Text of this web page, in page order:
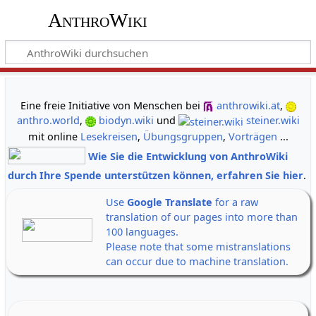
AnthroWiki
Eine freie Initiative von Menschen bei
anthrowiki.at,
anthro.world, biodyn.wiki und
steiner.wiki
mit online Lesekreisen, Übungsgruppen, Vorträgen ...
Wie Sie die Entwicklung von AnthroWiki
durch Ihre Spende unterstützen können, erfahren Sie hier.
Use Google Translate for a raw
translation of our pages into more than
100 languages.
Please note that some mistranslations
can occur due to machine translation.